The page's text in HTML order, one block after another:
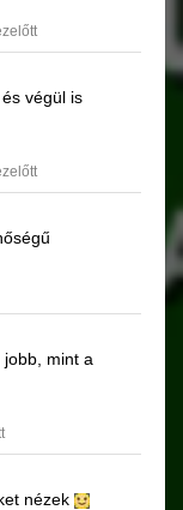
és végül is
jobb, mint a
nézek